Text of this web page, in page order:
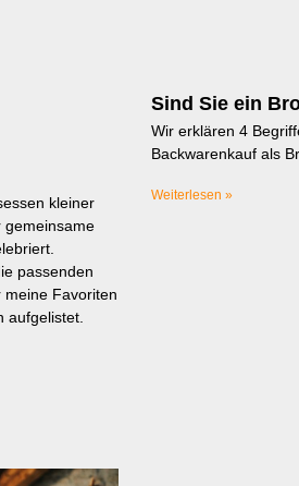
kleiner
gemeinsame
passenden
meine Favoriten
aufgelistet.
Sind Sie ein
Wir erklären 4
Backwarenkauf als
Weiterlesen »